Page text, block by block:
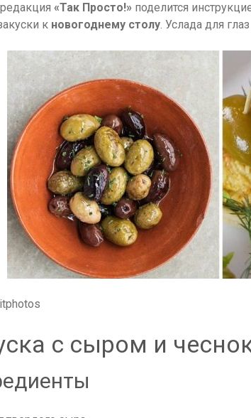
«Так Просто!» поделится
к новогоднему столу. Услада для
с сыром и